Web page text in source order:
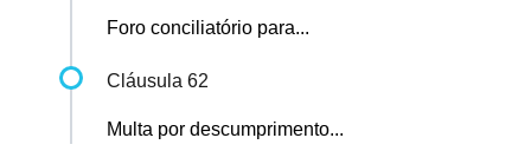
Foro conciliatório para...
Cláusula 62
Multa por descumprimento...